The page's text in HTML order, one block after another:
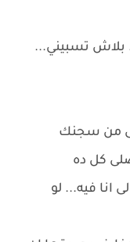
بلاش تسبيني...
من سجنك
كل ده
انا فيه... لو